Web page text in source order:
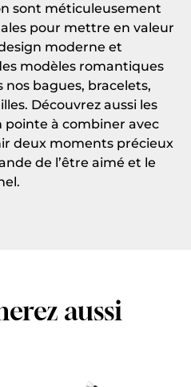
sont méticuleusement
pour mettre en valeur
moderne et
modèles romantiques
bagues, bracelets,
Découvrez aussi les
pointe à combiner avec
deux moments précieux
de l’être aimé et le
aussi